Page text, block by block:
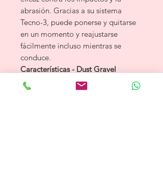
abrasión. Gracias a su sistema
Tecno-3, puede ponerse y quitarse
en un momento y reajustarse
fácilmente incluso mientras se
conduce.
Características - Dust Gravel
Suela MTB RS17
Sistema Tecno 3